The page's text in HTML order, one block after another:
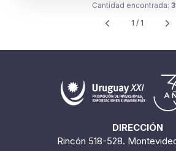
Cantidad encontrada: 3
1 / 1
DIRECCIÓN
Rincón 518-528.